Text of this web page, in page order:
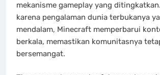
mekanisme gameplay yang
karena pengalaman dunia terbukanya
mendalam, Minecraft memperbarui
berkala, memastikan komunitasnya
bersemangat.